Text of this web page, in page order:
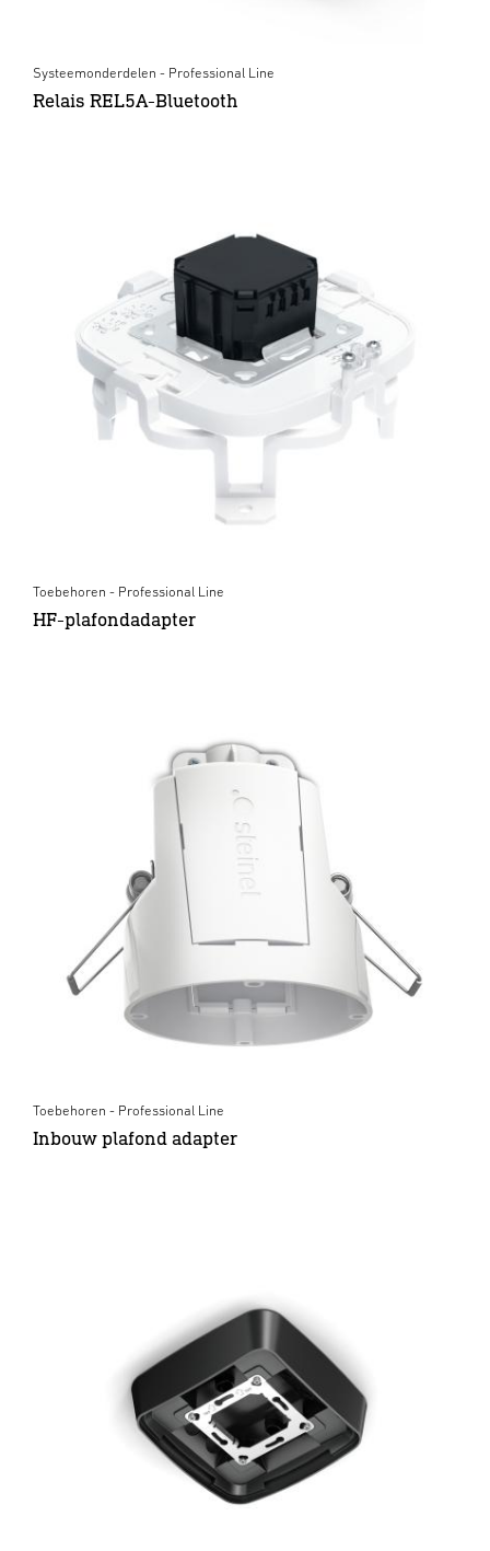
Systeemonderdelen - Professional Line
Relais REL5A-Bluetooth
Toebehoren - Professional Line
HF-plafondadapter
Toebehoren - Professional Line
Inbouw plafond adapter